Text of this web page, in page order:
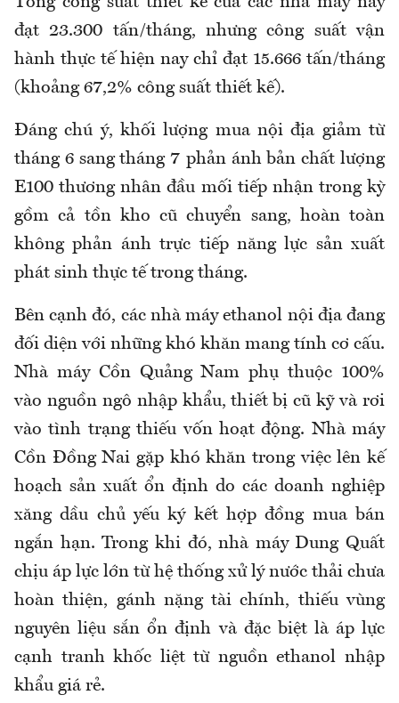
đạt 23.300 tấn/tháng, nhưng công suất vận
hành thực tế hiện nay chỉ đạt 15.666 tấn/tháng
(khoảng 67,2% công suất thiết kế).
Đáng chú ý, khối lượng mua nội địa giảm từ
tháng 6 sang tháng 7 phản ánh bản chất lượng
E100 thương nhân đầu mối tiếp nhận trong kỳ
gồm cả tồn kho cũ chuyển sang, hoàn toàn
không phản ánh trực tiếp năng lực sản xuất
phát sinh thực tế trong tháng.
Bên cạnh đó, các nhà máy ethanol nội địa đang
đối diện với những khó khăn mang tính cơ cấu.
Nhà máy Cồn Quảng Nam phụ thuộc 100%
vào nguồn ngô nhập khẩu, thiết bị cũ kỹ và rơi
vào tình trạng thiếu vốn hoạt động. Nhà máy
Cồn Đồng Nai gặp khó khăn trong việc lên kế
hoạch sản xuất ổn định do các doanh nghiệp
xăng dầu chủ yếu ký kết hợp đồng mua bán
ngắn hạn. Trong khi đó, nhà máy Dung Quất
chịu áp lực lớn từ hệ thống xử lý nước thải chưa
hoàn thiện, gánh nặng tài chính, thiếu vùng
nguyên liệu sắn ổn định và đặc biệt là áp lực
cạnh tranh khốc liệt từ nguồn ethanol nhập
khẩu giá rẻ.